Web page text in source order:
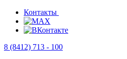
Контакты
8 (8412) 713 - 100